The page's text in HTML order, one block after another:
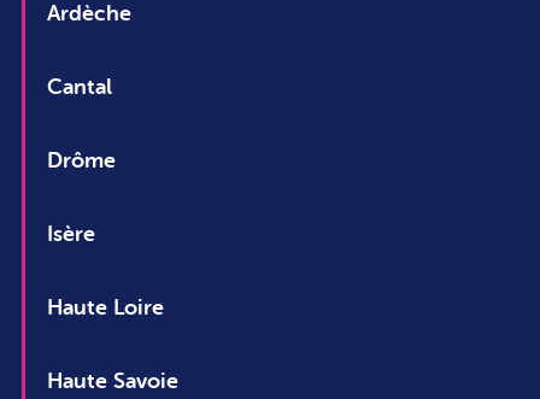
Ardèche
Cantal
Drôme
Isère
Haute Loire
Haute Savoie